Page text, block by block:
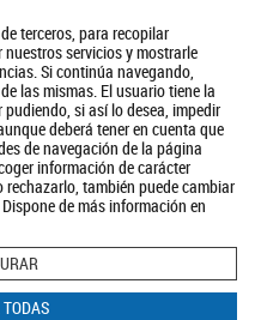
terceros, para recopilar
servicios y mostrarle
Si continúa navegando,
las mismas. El usuario tiene la
si así lo desea, impedir
deberá tener en cuenta que
de navegación de la página
información de carácter
también puede cambiar
de más información en
Política de Privacidad Aviso Legal
Política de Cookies
BUSCAR